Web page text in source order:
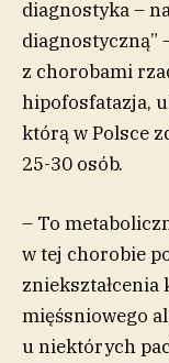
diagnostyka –
diagnostyczną”
z chorobami
hipofosfatazja,
którą w Polsce
25-30 osób.
– To
w tej chorobie
zniekształcenia
mięśsniowego
u niektórych